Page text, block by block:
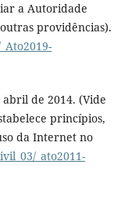
a Autoridade
providências).
abril de 2014. (Vide
princípios,
da Internet no
_ato2011-